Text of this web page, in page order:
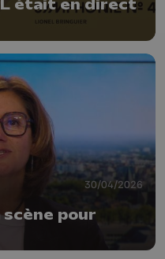
était en direct
30/04/2026
scène pour